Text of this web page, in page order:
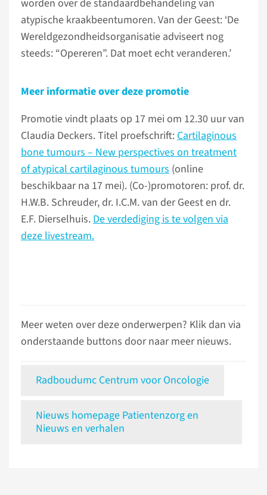
worden over de standaardbehandeling van
atypische kraakbeentumoren. Van der Geest: ‘De
Wereldgezondheidsorganisatie adviseert nog
steeds: “Opereren”. Dat moet echt veranderen.’
Meer informatie over deze promotie
Promotie vindt plaats op 17 mei om 12.30 uur van
Claudia Deckers. Titel proefschrift:Cartilaginous
bone tumours – New perspectives on treatment
of atypical cartilaginous tumours (online
beschikbaar na 17 mei). (Co-)promotoren: prof. dr.
H.W.B. Schreuder, dr. I.C.M. van der Geest en dr.
E.F. Dierselhuis.De verdediging is te volgen via
deze livestream.
Meer weten over deze onderwerpen? Klik dan via
onderstaande buttons door naar meer nieuws.
Radboudumc Centrum voor Oncologie
Nieuws homepage Patientenzorg en
Nieuws en verhalen